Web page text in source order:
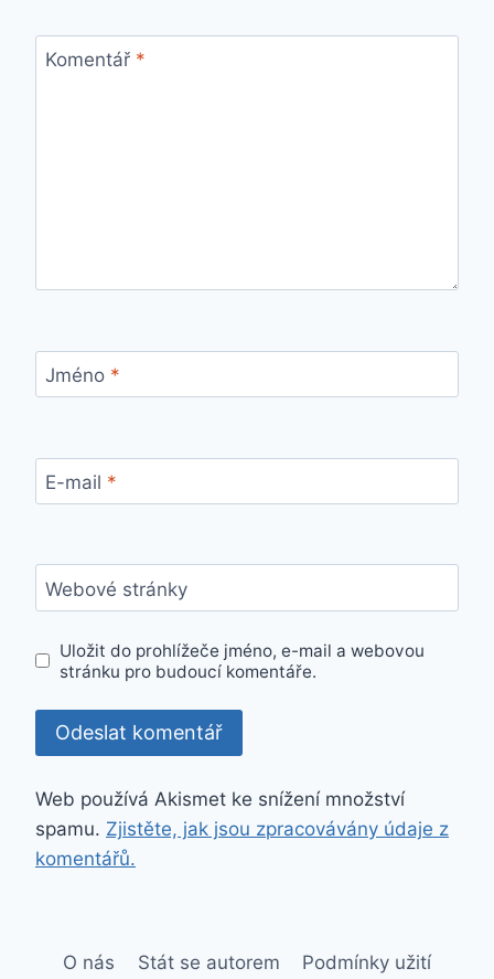
Komentář *
Jméno *
E-mail *
Webové stránky
Uložit do prohlížeče jméno, e-mail a webovou
stránku pro budoucí komentáře.
Web používá Akismet ke snížení množství
spamu. Zjistěte, jak jsou zpracovávány údaje z
komentářů.
O nás Stát se autorem Podmínky užití